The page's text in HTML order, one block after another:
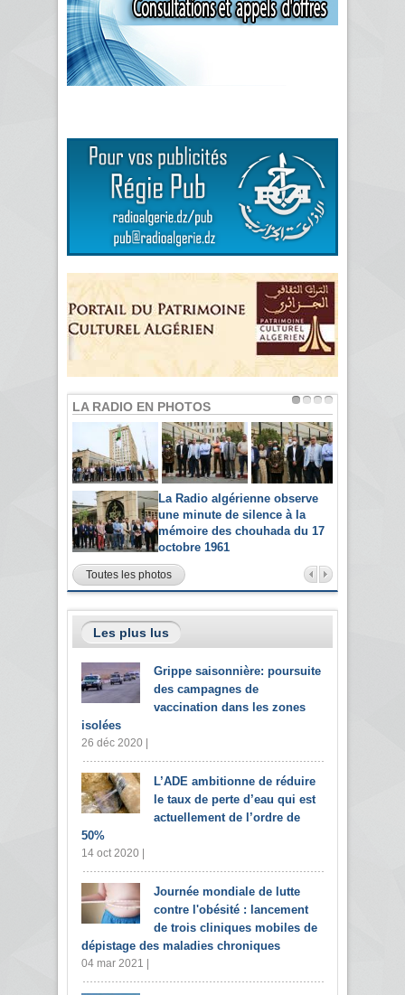
LA RADIO EN PHOTOS
La Radio algérienne observe
une minute de silence à la
mémoire des chouhada du 17
octobre 1961
Toutes les photos
Les plus lus
Grippe saisonnière: poursuite
des campagnes de
vaccination dans les zones
isolées
26 déc 2020 |
L’ADE ambitionne de réduire
le taux de perte d’eau qui est
actuellement de l’ordre de
50%
14 oct 2020 |
Journée mondiale de lutte
contre l'obésité : lancement
de trois cliniques mobiles de
dépistage des maladies chroniques
04 mar 2021 |